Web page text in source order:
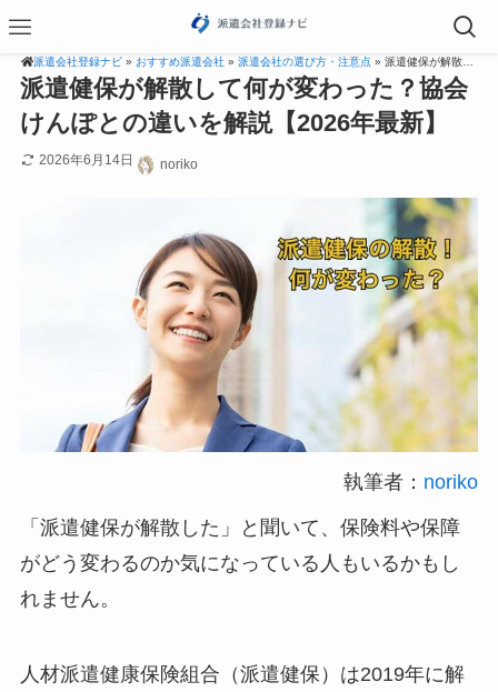
派遣会社登録ナビ » おすすめ派遣会社 »派遣会社の選び方・注意点 » 派遣健保が解散して何が変わった？協会けんぽとの違いを解説【2026年最新】
派遣健保が解散して何が変わった？協会
けんぽとの違いを解説【2026年最新】
2026年6月14日 noriko
執筆者： noriko
「派遣健保が解散した」と聞いて、保険料や保障
がどう変わるのか気になっている人もいるかもし
れません。
人材派遣健康保険組合（派遣健保）は2019年に解